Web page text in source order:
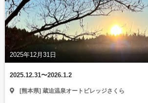
2025年12月31日
2025.12.31〜2026.1.2
[熊本県] 蔵迫温泉オートビレッジさくら